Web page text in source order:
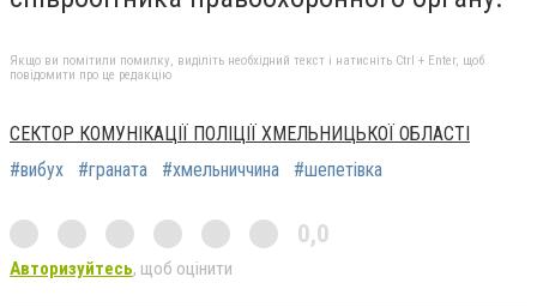
Якщо ви помітили помилку, виділіть необхідний текст і натисніть Ctrl + Enter, щоб
повідомити про це редакцію
СЕКТОР КОМУНІКАЦІЇ ПОЛІЦІЇ ХМЕЛЬНИЦЬКОЇ ОБЛАСТІ
#вибух
#граната #хмельниччина #шепетівка
0,0
Авторизуйтесь, щоб оцінити